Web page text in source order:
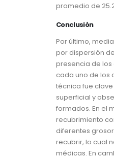
promedio de
Conclusión
Por último,
por dispersión
presencia de
cada uno de los
técnica fue
superficial y
formados. En el
recubrimiento
diferentes
recubrir, lo cual
médicas. En